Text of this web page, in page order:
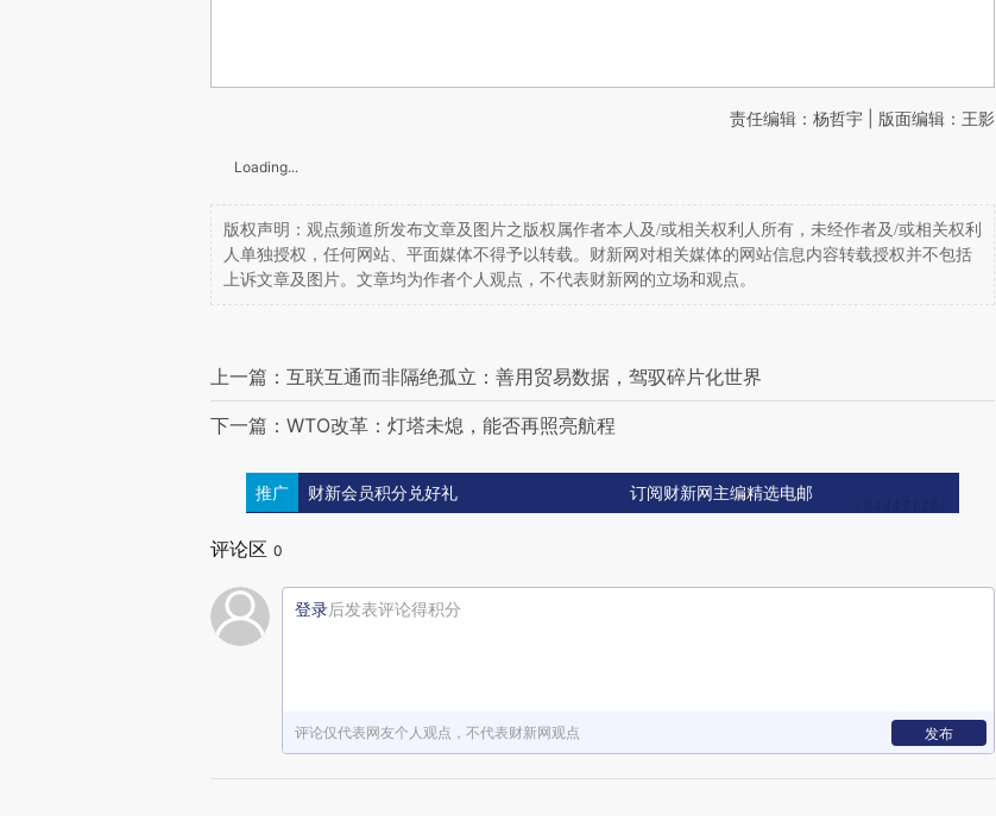
责任编辑：杨哲宇 | 版面编辑：王影
Loading...
版权声明：观点频道所发布文章及图片之版权属作者本人及/或相关权利人所有，未经作者及/或相关权利
人单独授权，任何网站、平面媒体不得予以转载。财新网对相关媒体的网站信息内容转载授权并不包括
上诉文章及图片。文章均为作者个人观点，不代表财新网的立场和观点。
上一篇：互联互通而非隔绝孤立：善用贸易数据，驾驭碎片化世界
下一篇：WTO改革：灯塔未熄，能否再照亮航程
推广 财新会员积分兑好礼 订阅财新网主编精选电邮
评论区 0
登录后发表评论得积分
评论仅代表网友个人观点，不代表财新网观点 发布